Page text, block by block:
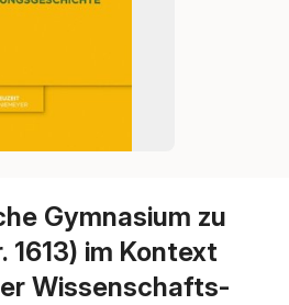
Gymnasium zu
1613) im Kontext
Wissenschafts-